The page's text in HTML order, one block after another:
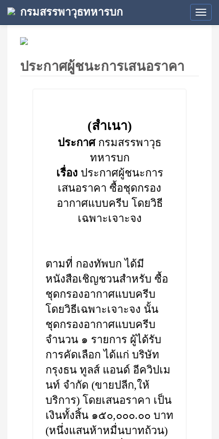
กรมสรรพาวุธทหารบก
ประกาศผู้ชนะการเสนอราคา
(สำเนา)
ประกาศกรมสรรพาวุธ
ทหารบก
เรื่อง ประกาศผู้ชนะการ
เสนอราคา ซื้อชุดกรอง
อากาศแบบครีบ โดยวิธี
เฉพาะเจาะจง
ตามที่ กองทัพบก ได้มี
หนังสือเชิญชวนสำหรับ ซื้อ
ชุดกรองอากาศแบบครีบ
โดยวิธีเฉพาะเจาะจง นั้น
ชุดกรองอากาศแบบครีบ
จำนวน ๑ รายการ ผู้ได้รับ
การคัดเลือก ได้แก่ บริษัท
กรุงธน ทูลส์ แอนด์ อีควิปเม
นท์ จำกัด (ขายปลีก,ให้
บริการ) โดยเสนอราคา เป็น
เงินทั้งสิ้น ๑๕๐,๐๐๐.๐๐ บาท
(หนึ่งแสนห้าหมื่นบาทถ้วน)